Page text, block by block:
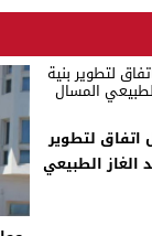
اتفاق لتطوير
الغاز الطبيعي